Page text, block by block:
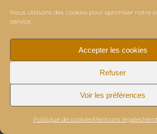
Nous utilisons des cookies pour optimiser notre
service.
Accepter les cookies
Refuser
Voir les préférences
Politique de cookiesMentions légales